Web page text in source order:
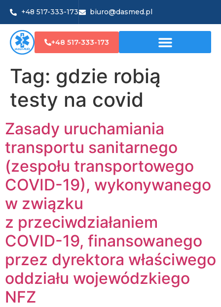
+48 517-333-173 biuro@dasmed.pl
+48 517-333-173
Tag: gdzie robią
testy na covid
Zasady uruchamiania
transportu sanitarnego
(zespołu transportowego
COVID-19), wykonywanego
w związku
z przeciwdziałaniem
COVID-19, finansowanego
przez dyrektora właściwego
oddziału wojewódzkiego
NFZ